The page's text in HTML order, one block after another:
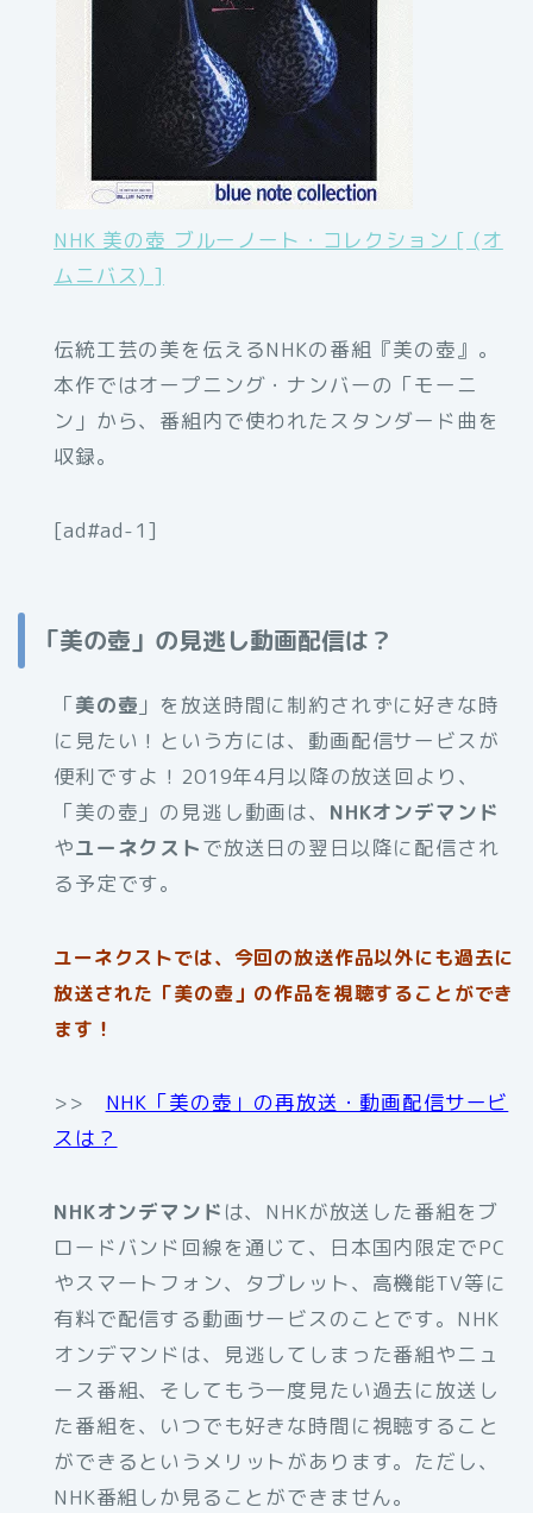
NHK 美の壺 ブルーノート・コレクション [ (オ
ムニバス) ]
伝統工芸の美を伝えるNHKの番組『美の壺』。
本作ではオープニング・ナンバーの「モーニ
ン」から、番組内で使われたスタンダード曲を
収録。
[ad#ad-1]
「美の壺」の見逃し動画配信は？
「美の壺 」を放送時間に制約されずに好きな時
に見たい！という方には、動画配信サービスが
便利ですよ！2019年4月以降の放送回より、
「美の壺」の見逃し動画は、 NHKオンデマンド
やユーネクストで放送日の翌日以降に配信され
る予定です。
ユーネクストでは、今回の放送作品以外にも過去に
放送された「美の壺」の作品を視聴することができ
ます！
>> NHK「美の壺」の再放送・動画配信サービ
スは？
NHKオンデマンド は、NHKが放送した番組をブ
ロードバンド回線を通じて、日本国内限定でPC
やスマートフォン、タブレット、高機能TV等に
有料で配信する動画サービスのことです。NHK
オンデマンドは、見逃してしまった番組やニュ
ース番組、そしてもう一度見たい過去に放送し
た番組を、いつでも好きな時間に視聴すること
ができるというメリットがあります。ただし、
NHK番組しか見ることができません。